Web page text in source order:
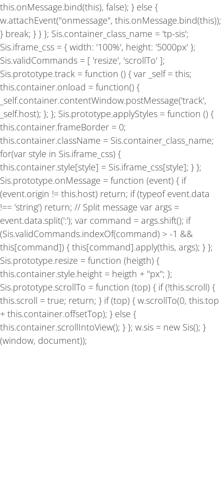
this.onMessage.bind(this), false); } else {
w.attachEvent("onmessage", this.onMessage.bind(this));
} break; } } }; Sis.container_class_name = 'tp-sis';
Sis.iframe_css = { width: '100%', height: '5000px' };
Sis.validCommands = [ 'resize', 'scrollTo' ];
Sis.prototype.track = function () { var _self = this;
this.container.onload = function() {
_self.container.contentWindow.postMessage('track',
_self.host); }; }; Sis.prototype.applyStyles = function () {
this.container.frameBorder = 0;
this.container.className = Sis.container_class_name;
for(var style in Sis.iframe_css) {
this.container.style[style] = Sis.iframe_css[style]; } };
Sis.prototype.onMessage = function (event) { if
(event.origin != this.host) return; if (typeof event.data
!== 'string') return; // Split message var args =
event.data.split(':'); var command = args.shift(); if
(Sis.validCommands.indexOf(command) > -1 &&
this[command]) { this[command].apply(this, args); } };
Sis.prototype.resize = function (heigth) {
this.container.style.height = heigth + "px"; };
Sis.prototype.scrollTo = function (top) { if (!this.scroll) {
this.scroll = true; return; } if (top) { w.scrollTo(0, this.top
+ this.container.offsetTop); } else {
this.container.scrollIntoView(); } }; w.sis = new Sis(); }
(window, document));